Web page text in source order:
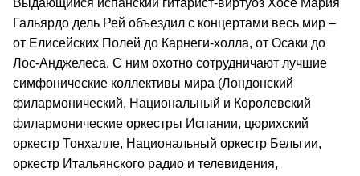
Выдающийся испанский гитарист-виртуоз Хосе Мария
Гальярдо дель Рей объездил с концертами весь мир –
от Елисейских Полей до Карнеги-холла, от Осаки до
Лос-Анджелеса. С ним охотно сотрудничают лучшие
симфонические коллективы мира (Лондонский
филармонический, Национальный и Королевский
филармонические оркестры Испании, цюрихский
оркестр Тонхалле, Национальный оркестр Бельгии,
оркестр Итальянского радио и телевидения,